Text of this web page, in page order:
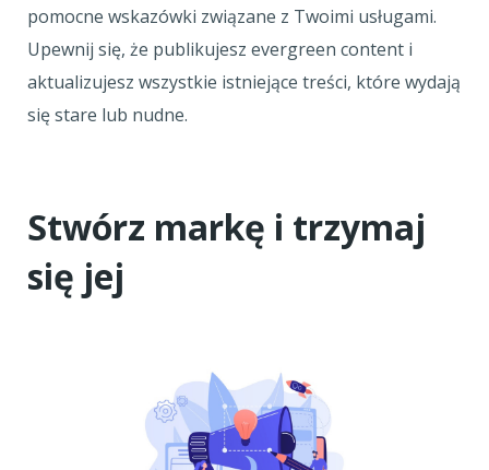
pomocne wskazówki związane z Twoimi usługami.
Upewnij się, że publikujesz evergreen content i
aktualizujesz wszystkie istniejące treści, które wydają
się stare lub nudne.
Stwórz markę i trzymaj
się jej